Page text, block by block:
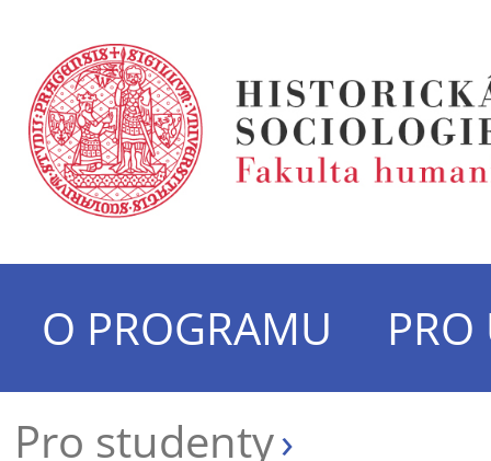
O PROGRAMU
PRO
Pro studenty